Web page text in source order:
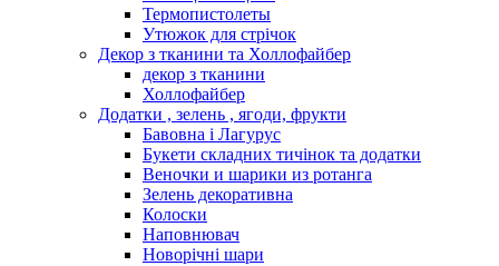
Термопистолеты
Утюжок для стрічок
Декор з тканини та Холлофайбер
декор з тканини
Холлофайбер
Додатки , зелень , ягоди, фрукти
Бавовна і Лагурус
Букети складних тичінок та додатки
Веночки и шарики из ротанга
Зелень декоративна
Колоски
Наповнювач
Новорічні шари